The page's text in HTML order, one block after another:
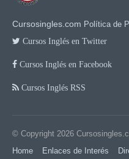
Cursosingles.com Política de
Cursos Inglés en Twitter
Cursos Inglés en Facebook
Cursos Inglés RSS
© Copyright 2026
Home
Enlaces de Interés